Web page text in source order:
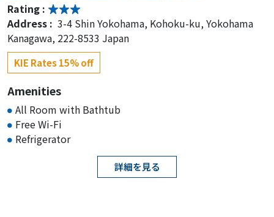
Rating :
Address : 3-4 Shin Yokohama, Kohoku-ku, Yokohama
Kanagawa, 222-8533 Japan
KIE Rates 15% off
Amenities
All Room with Bathtub
Free Wi-Fi
Refrigerator
詳細を見る